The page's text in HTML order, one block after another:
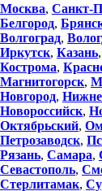
Москва, Санкт-
Белгород,
Волгоград,
Иркутск, Казань,
Кострома,
Магнитогорск,
Новгород,
Новороссийск,
Октябрьский,
Петрозаводск,
Рязань, Самара,
Севастополь,
Стерлитамак,